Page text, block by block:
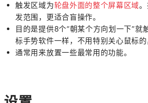
触发区域为轮盘外面的整个屏幕区域。
发范围，更适合盲操作。
目的是提供8个“朝某个方向划一下”就
标手势软件一样，不用特别关心鼠标的
通常用来放置一些最常用的功能。